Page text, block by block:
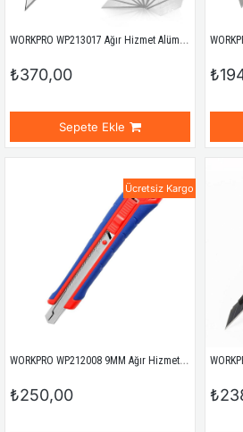
WORKPRO WP213017 Ağır Hizmet Alüminyum Gövde Geri Çekilebilir Rötuş Maket Bıçağı + 3 Adet Yedek Bıçak
₺370,00
Sepete Ekle
WORKPRO WP212008 9MM Ağır Hizmet Paslanmaz Çelik Kasa Maket Bıçağı
₺250,00
Ücretsiz Kargo